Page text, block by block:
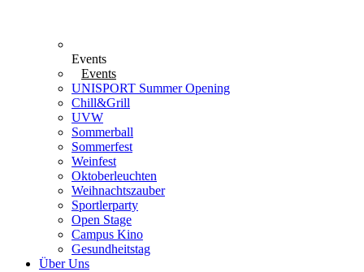
Events
Events
UNISPORT Summer Opening
Chill&Grill
UVW
Sommerball
Sommerfest
Weinfest
Oktoberleuchten
Weihnachtszauber
Sportlerparty
Open Stage
Campus Kino
Gesundheitstag
Über Uns